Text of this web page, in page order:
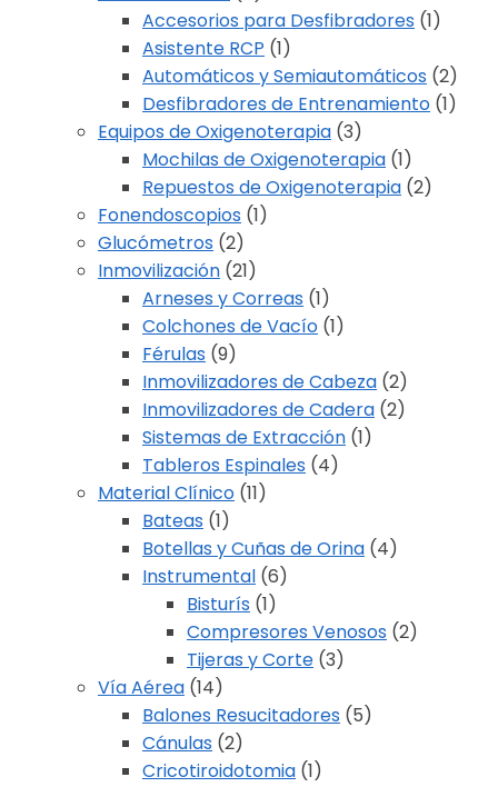
Accesorios para Desfibradores (1)
Asistente RCP (1)
Automáticos y Semiautomáticos (2)
Desfibradores de Entrenamiento (1)
Equipos de Oxigenoterapia (3)
Mochilas de Oxigenoterapia (1)
Repuestos de Oxigenoterapia (2)
Fonendoscopios (1)
Glucómetros (2)
Inmovilización (21)
Arneses y Correas (1)
Colchones de Vacío (1)
Férulas (9)
Inmovilizadores de Cabeza (2)
Inmovilizadores de Cadera (2)
Sistemas de Extracción (1)
Tableros Espinales (4)
Material Clínico (11)
Bateas (1)
Botellas y Cuñas de Orina (4)
Instrumental (6)
Bisturís (1)
Compresores Venosos (2)
Tijeras y Corte (3)
Vía Aérea (14)
Balones Resucitadores (5)
Cánulas (2)
Cricotiroidotomia (1)